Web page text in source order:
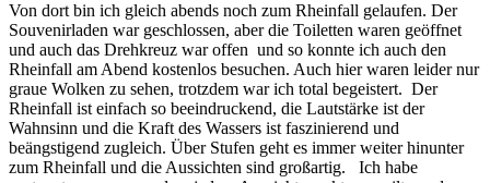
Von dort bin ich gleich abends noch zum Rheinfall gelaufen. Der
Souvenirladen war geschlossen, aber die Toiletten waren geöffnet
und auch das Drehkreuz war offen und so konnte ich auch den
Rheinfall am Abend kostenlos besuchen. Auch hier waren leider nur
graue Wolken zu sehen, trotzdem war ich total begeistert. Der
Rheinfall ist einfach so beeindruckend, die Lautstärke ist der
Wahnsinn und die Kraft des Wassers ist faszinierend und
beängstigend zugleich. Über Stufen geht es immer weiter hinunter
zum Rheinfall und die Aussichten sind großartig.
Ich habe